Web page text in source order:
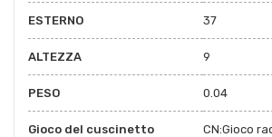
ESTERNO 37
ALTEZZA 9
PESO 0.04
Gioco del cuscinetto
CN:Gioco